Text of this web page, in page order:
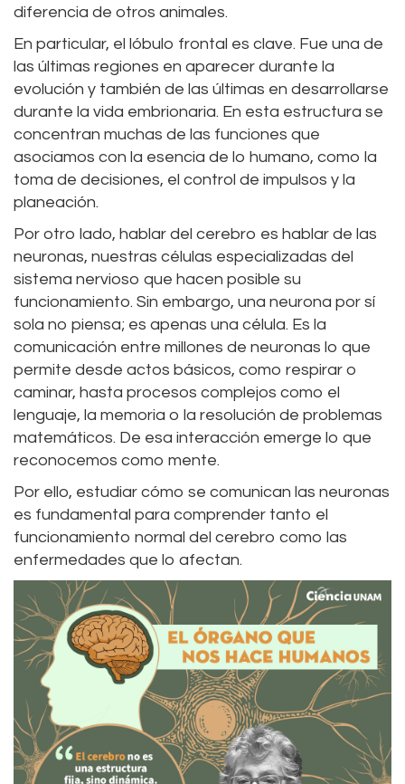
diferencia de otros animales.
En particular, el lóbulo frontal es clave. Fue una de
las últimas regiones en aparecer durante la
evolución y también de las últimas en desarrollarse
durante la vida embrionaria. En esta estructura se
concentran muchas de las funciones que
asociamos con la esencia de lo humano, como la
toma de decisiones, el control de impulsos y la
planeación.
Por otro lado, hablar del cerebro es hablar de las
neuronas, nuestras células especializadas del
sistema nervioso que hacen posible su
funcionamiento. Sin embargo, una neurona por sí
sola no piensa; es apenas una célula. Es la
comunicación entre millones de neuronas lo que
permite desde actos básicos, como respirar o
caminar, hasta procesos complejos como el
lenguaje, la memoria o la resolución de problemas
matemáticos. De esa interacción emerge lo que
reconocemos como mente.
Por ello, estudiar cómo se comunican las neuronas
es fundamental para comprender tanto el
funcionamiento normal del cerebro como las
enfermedades que lo afectan.